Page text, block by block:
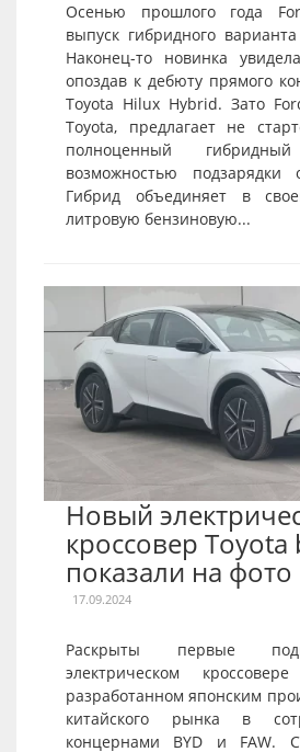
Осенью прошлого года
выпуск гибридного
Наконец-то новинка
опоздав к дебюту прямого
Toyota Hilux Hybrid. Зато
Toyota, предлагает не
полноценный
возможностью подзарядки
Гибрид объединяет в
литровую бензиновую...
Новый
кроссовер Toyota
показали на фото
17.09.2024
Раскрыты первые
электрическом
разработанном японским
китайского рынка в
концернами BYD и FAW.